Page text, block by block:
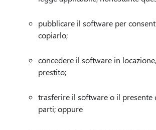
pubblicare il software per
copiarlo;
concedere il software in
prestito;
trasferire il software o il presente
parti; oppure